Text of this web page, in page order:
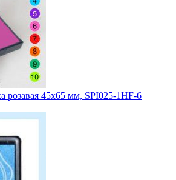
розавая 45х65 мм, SPI025-1HF-6